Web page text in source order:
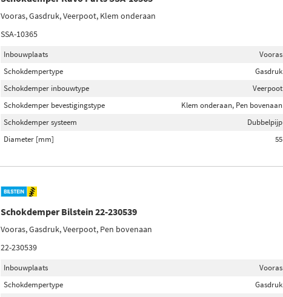
Vooras, Gasdruk, Veerpoot, Klem onderaan
SSA-10365
Inbouwplaats
Vooras
Schokdempertype
Gasdruk
Schokdemper inbouwtype
Veerpoot
Schokdemper bevestigingstype
Klem onderaan, Pen bovenaan
Schokdemper systeem
Dubbelpijp
Diameter [mm]
55
Schokdemper Bilstein 22-230539
Vooras, Gasdruk, Veerpoot, Pen bovenaan
22-230539
Inbouwplaats
Vooras
Schokdempertype
Gasdruk